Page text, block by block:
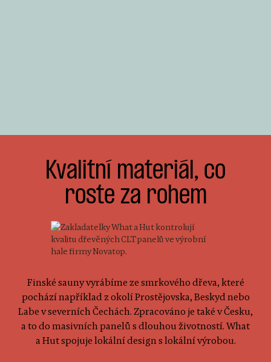
Kvalitní materiál, co
roste za rohem
Finské sauny vyrábíme ze smrkového dřeva, které
pochází například z okolí Prostějovska, Beskyd nebo
Labe v severních Čechách. Zpracováno je také v Česku,
a to do masivních panelů s dlouhou životností. What
a Hut spojuje lokální design s lokální výrobou.